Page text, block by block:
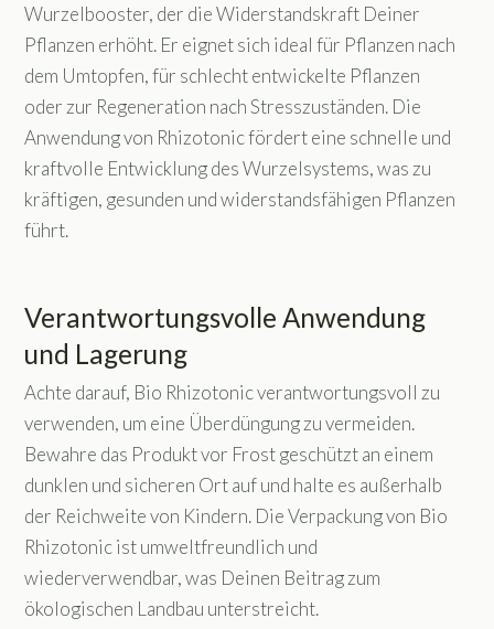
Wurzelbooster, der die Widerstandskraft Deiner
Pflanzen erhöht. Er eignet sich ideal für Pflanzen nach
dem Umtopfen, für schlecht entwickelte Pflanzen
oder zur Regeneration nach Stresszuständen. Die
Anwendung von Rhizotonic fördert eine schnelle und
kraftvolle Entwicklung des Wurzelsystems, was zu
kräftigen, gesunden und widerstandsfähigen Pflanzen
führt.
Verantwortungsvolle Anwendung
und Lagerung
Achte darauf, Bio Rhizotonic verantwortungsvoll zu
verwenden, um eine Überdüngung zu vermeiden.
Bewahre das Produkt vor Frost geschützt an einem
dunklen und sicheren Ort auf und halte es außerhalb
der Reichweite von Kindern. Die Verpackung von Bio
Rhizotonic ist umweltfreundlich und
wiederverwendbar, was Deinen Beitrag zum
ökologischen Landbau unterstreicht.